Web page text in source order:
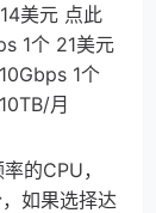
美元 点此
1个 21美元
1个
月
的CPU，
如果选择达